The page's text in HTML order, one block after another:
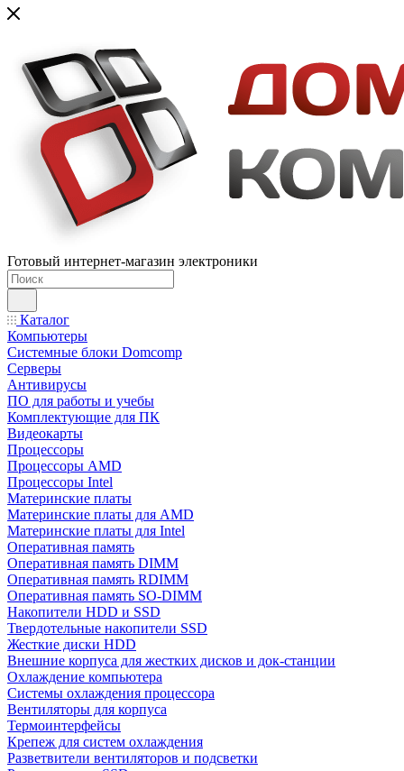
Готовый интернет-магазин электроники
Каталог
Компьютеры
Системные блоки Domcomp
Серверы
Антивирусы
ПО для работы и учебы
Комплектующие для ПК
Видеокарты
Процессоры
Процессоры AMD
Процессоры Intel
Материнские платы
Материнские платы для AMD
Материнские платы для Intel
Оперативная память
Оперативная память DIMM
Оперативная память RDIMM
Оперативная память SO-DIMM
Накопители HDD и SSD
Твердотельные накопители SSD
Жесткие диски HDD
Внешние корпуса для жестких дисков и док-станции
Охлаждение компьютера
Системы охлаждения процессора
Вентиляторы для корпуса
Термоинтерфейсы
Крепеж для систем охлаждения
Разветвители вентиляторов и подсветки